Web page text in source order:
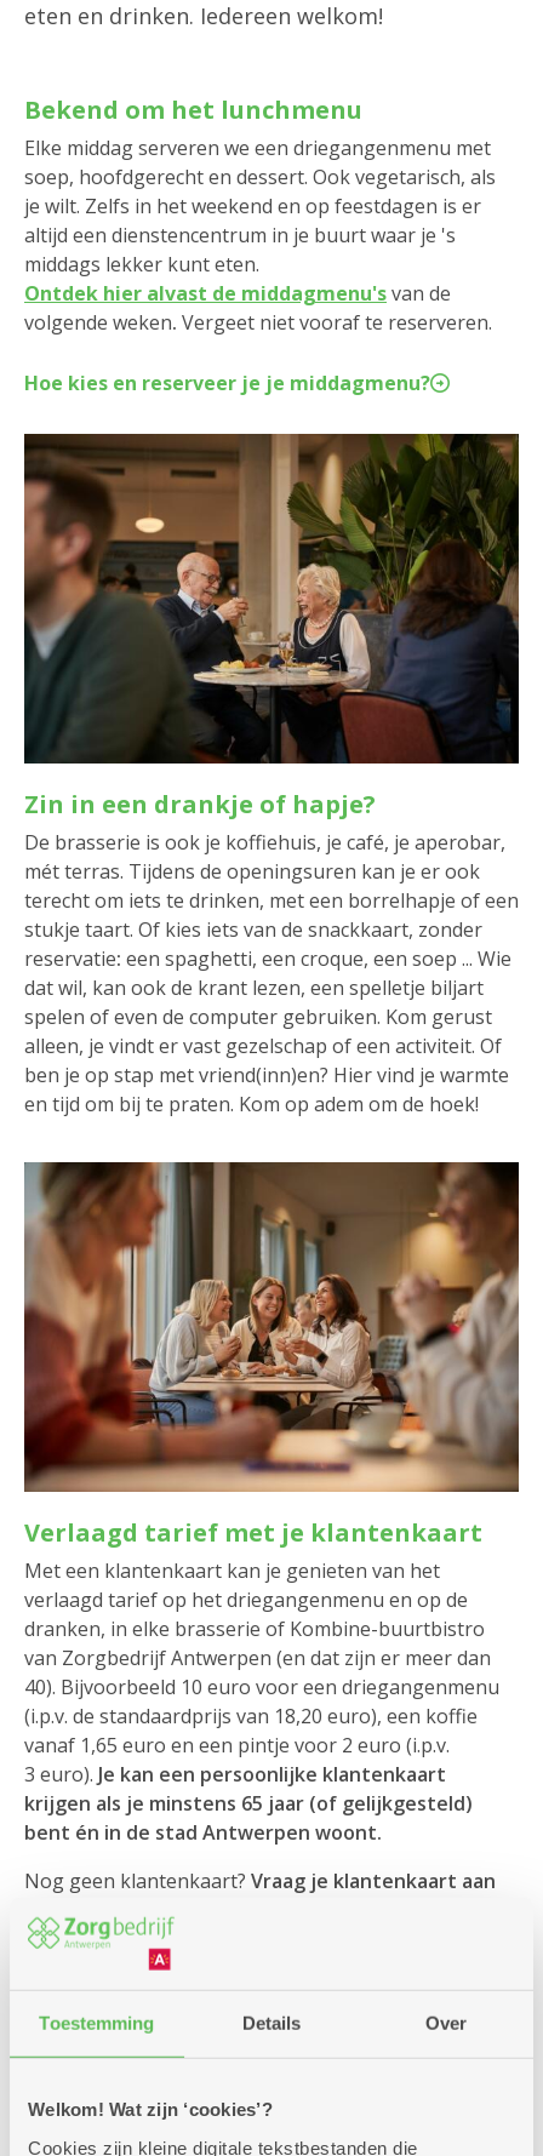
Toestemming Details Over
Welkom! Wat zijn ‘cookies’?
Cookies zijn kleine digitale tekstbestanden die
eten en drinken. Iedereen welkom!
Bekend om het lunchmenu
Elke middag serveren we een driegangenmenu met
soep, hoofdgerecht en dessert. Ook vegetarisch, als
je wilt. Zelfs in het weekend en op feestdagen is er
altijd een dienstencentrum in je buurt waar je 's
middags lekker kunt eten.
Ontdek hier alvast de middagmenu'svan de
volgende weken. Vergeet niet vooraf te reserveren.
Hoe kies en reserveer je je middagmenu?
Zin in een drankje of hapje?
De brasserie is ook je koffiehuis, je café, je aperobar,
mét terras. Tijdens de openingsuren kan je er ook
terecht om iets te drinken, met een borrelhapje of een
stukje taart. Of kies iets van de snackkaart, zonder
reservatie: een spaghetti, een croque, een soep ... Wie
dat wil, kan ook de krant lezen, een spelletje biljart
spelen of even de computer gebruiken. Kom gerust
alleen, je vindt er vast gezelschap of een activiteit. Of
ben je op stap met vriend(inn)en? Hier vind je warmte
en tijd om bij te praten. Kom op adem om de hoek!
Verlaagd tarief met je klantenkaart
Met een klantenkaart kan je genieten van het
verlaagd tarief op het driegangenmenu en op de
dranken, in elke brasserie of Kombine-buurtbistro
van Zorgbedrijf Antwerpen (en dat zijn er meer dan
40). Bijvoorbeeld 10 euro voor een driegangenmenu
(i.p.v. de standaardprijs van 18,20 euro), een koffie
vanaf 1,65 euro en een pintje voor 2 euro (i.p.v.
3 euro). Je kan een persoonlijke klantenkaart
krijgen als je minstens 65 jaar (of gelijkgesteld)
bent én in de stad Antwerpen woont.
Nog geen klantenkaart? Vraag je klantenkaart aan
de kassa van elke brasserie.